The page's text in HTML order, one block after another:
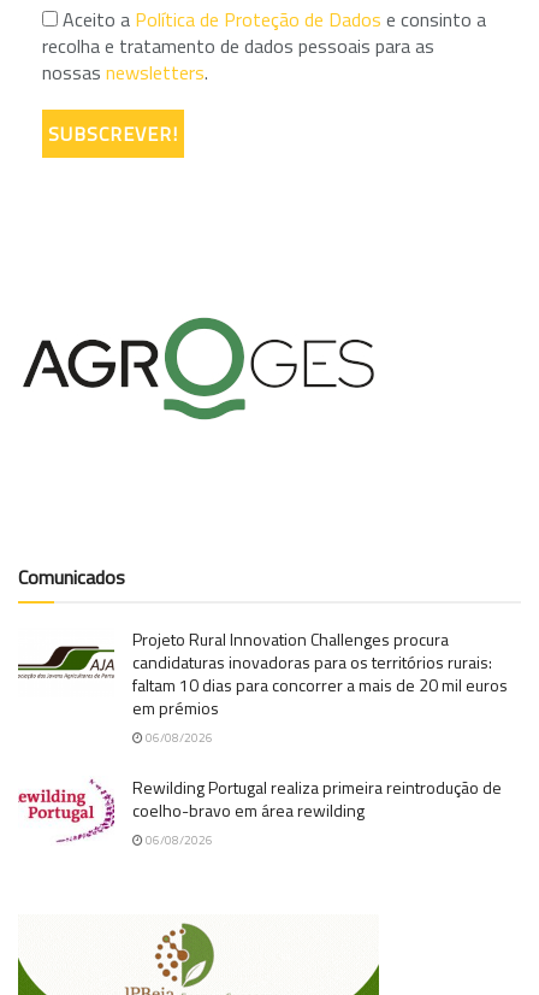
Aceito a Política de Proteção de Dados e consinto a
recolha e tratamento de dados pessoais para as
nossas newsletters.
Comunicados
Projeto Rural Innovation Challenges procura
candidaturas inovadoras para os territórios rurais:
faltam 10 dias para concorrer a mais de 20 mil euros
em prémios
06/08/2026
Rewilding Portugal realiza primeira reintrodução de
coelho-bravo em área rewilding
06/08/2026